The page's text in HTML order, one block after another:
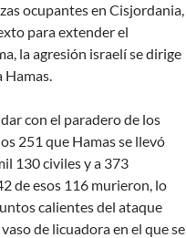
ocupantes en Cisjordania,
para extender el
la agresión israelí se dirige
Hamas.
con el paradero de los
251 que Hamas se llevó
130 civiles y a 373
de esos 116 murieron, lo
calientes del ataque
de licuadora en el que se